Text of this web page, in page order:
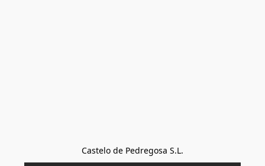
Castelo de Pedregosa S.L.